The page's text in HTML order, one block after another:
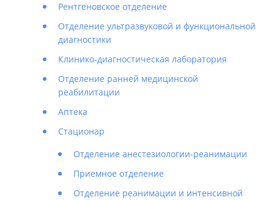
Рентгеновское отделение
Отделение ультразвуковой и функциональной
диагностики
Клинико-диагностическая лаборатория
Отделение ранней медицинской
реабилитации
Аптека
Стационар
Отделение анестезиологии-реанимации
Приемное отделение
Отделение реанимации и интенсивной